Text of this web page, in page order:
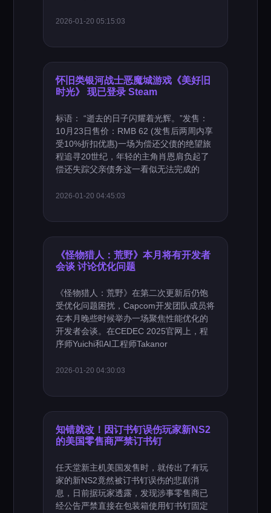
2026-01-20 05:15:03
怀旧类银河战士恶魔城游戏《美好旧
时光》 现已登录 Steam
标语： “逝去的日子闪耀着光辉。”发售：
10月23日售价：RMB 62 (发售后两周内享
受10%折扣优惠)一场为偿还父债的绝望旅
程追寻20世纪，年轻的主角肖恩肩负起了
偿还失踪父亲债务这一看似无法完成的
2026-01-20 04:45:03
《怪物猎人：荒野》本月将有开发者
会谈 讨论优化问题
《怪物猎人：荒野》在第二次更新后仍饱
受优化问题困扰，Capcom开发团队成员将
在本月晚些时候举办一场聚焦性能优化的
开发者会谈。在CEDEC 2025官网上，程
序师Yuichi和AI工程师Takanor
2026-01-20 04:30:03
知错就改！因订书钉误伤玩家新NS2
的美国零售商严禁订书钉
任天堂新主机美国发售时，就传出了有玩
家的新NS2竟然被订书钉误伤的悲剧消
息，日前据玩家透露，发现涉事零售商已
经公告严禁直接在包装箱使用钉书钉固定